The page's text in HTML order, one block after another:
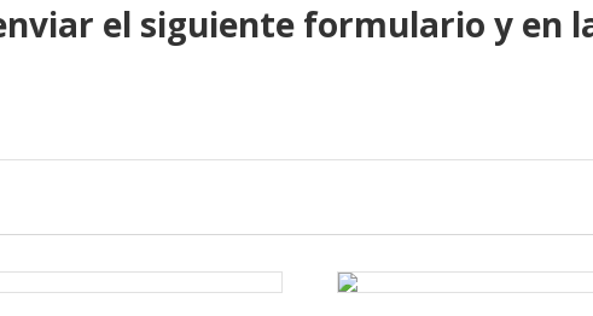
el siguiente formulario y en